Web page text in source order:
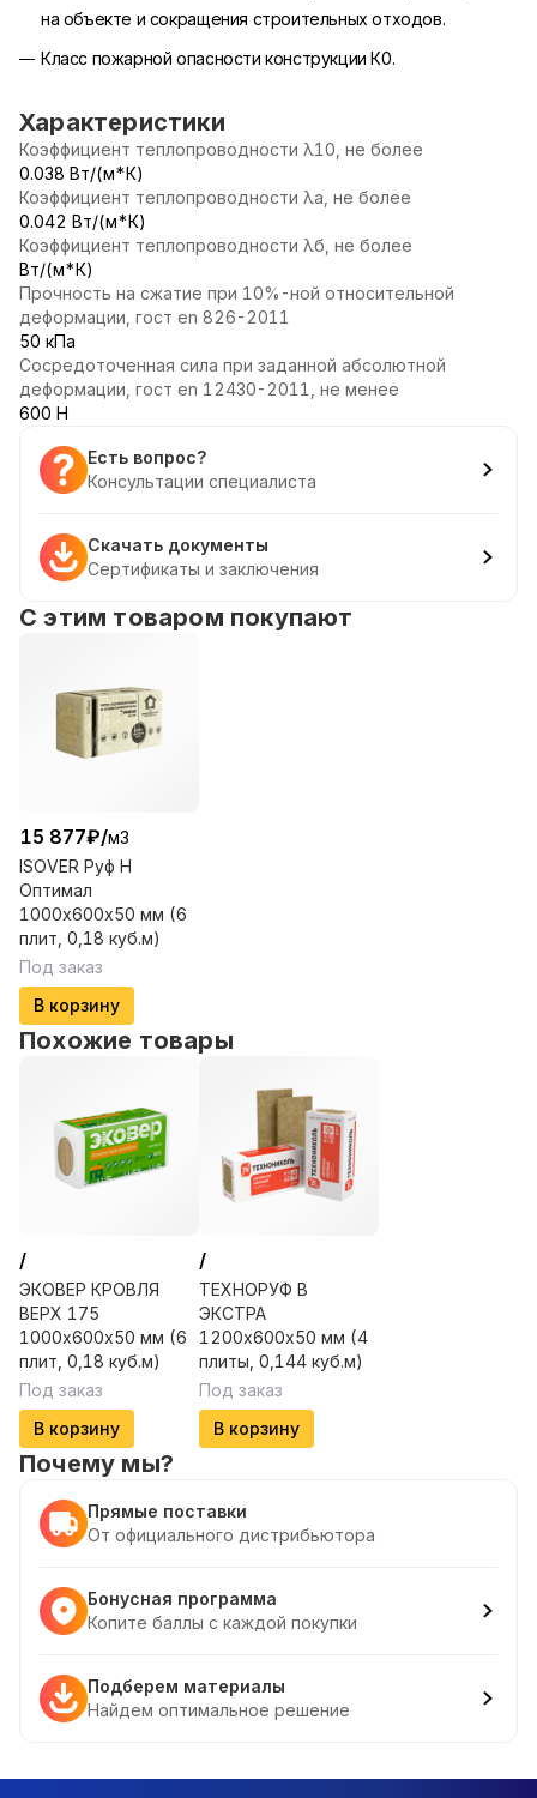
на объекте и сокращения строительных отходов.
Класс пожарной опасности конструкции К0.
Характеристики
Коэффициент теплопроводности λ10, не более
0.038 Вт/(м*К)
Коэффициент теплопроводности λа, не более
0.042 Вт/(м*К)
Коэффициент теплопроводности λб, не более
Вт/(м*К)
Прочность на сжатие при 10%-ной относительной
деформации, гост en 826-2011
50 кПа
Сосредоточенная сила при заданной абсолютной
деформации, гост en 12430-2011, не менее
600 Н
Есть вопрос?
Консультации специалиста
Скачать документы
Сертификаты и заключения
С этим товаром покупают
15 877₽/м3
ISOVER Руф Н
Оптимал
1000х600х50 мм (6
плит, 0,18 куб.м)
Под заказ
В корзину
Похожие товары
/
ЭКОВЕР КРОВЛЯ
ВЕРХ 175
1000х600х50 мм (6
плит, 0,18 куб.м)
Под заказ
В корзину
/
ТЕХНОРУФ В
ЭКСТРА
1200х600х50 мм (4
плиты, 0,144 куб.м)
Под заказ
В корзину
Почему мы?
Прямые поставки
От официального дистрибьютора
Бонусная программа
Копите баллы с каждой покупки
Подберем материалы
Найдем оптимальное решение